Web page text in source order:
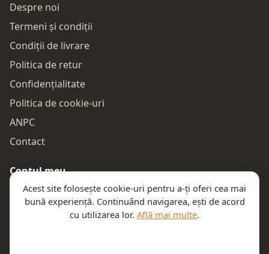
Despre noi
Termeni și condiții
Condiții de livrare
Politica de retur
Confidențialitate
Politica de cookie-uri
ANPC
Contact
Contul meu
Autentificare
Comenzile mele
Acest site folosește cookie-uri pentru a-ți oferi cea mai
bună experiență. Continuând navigarea, ești de acord
cu utilizarea lor. Află mai multe.